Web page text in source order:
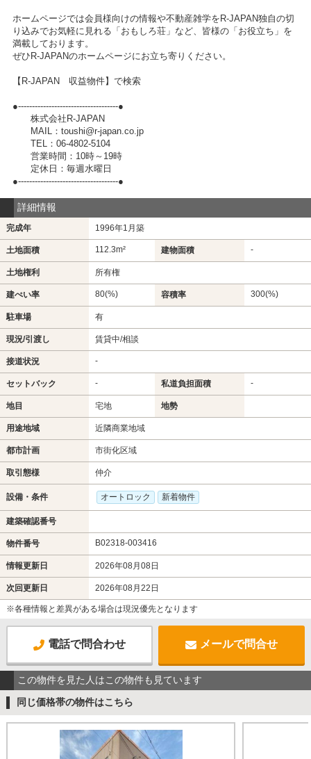
ホームページでは会員様向けの情報や不動産雑学をR-JAPAN独自の切
り込みでお気軽に見れる「おもしろ荘」など、皆様の「お役立ち」を
満載しております。
ぜひR-JAPANのホームページにお立ち寄りください。
【R-JAPAN 収益物件】で検索
●------------------------------------●
株式会社R-JAPAN
MAIL：toushi@r-japan.co.jp
TEL：06-4802-5104
営業時間：10時～19時
定休日：毎週水曜日
●------------------------------------●
詳細情報
完成年 1996年1月築
土地面積 112.3m² 建物面積 -
土地権利 所有権
建ぺい率 80(%) 容積率 300(%)
駐車場 有
現況/引渡し 賃貸中/相談
接道状況 -
セットバック - 私道負担面積 -
地目 宅地 地勢
用途地域 近隣商業地域
都市計画 市街化区域
取引態様 仲介
設備・条件 オートロック 新着物件
建築確認番号
物件番号 B02318-003416
情報更新日 2026年08月08日
次回更新日 2026年08月22日
※各種情報と差異がある場合は現況優先となります
電話で問合わせ メールで問合せ
この物件を見た人はこの物件も見ています
同じ価格帯の物件はこちら